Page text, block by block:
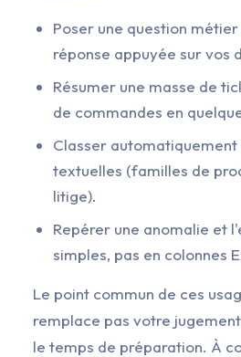
Poser une question
réponse appuyée sur vos
Résumer une masse de
de commandes en
Classer automatiquement
textuelles (familles de
litige).
Repérer une anomalie et
simples, pas en colonnes
Le point commun de ces
remplace pas votre
le temps de préparation. À